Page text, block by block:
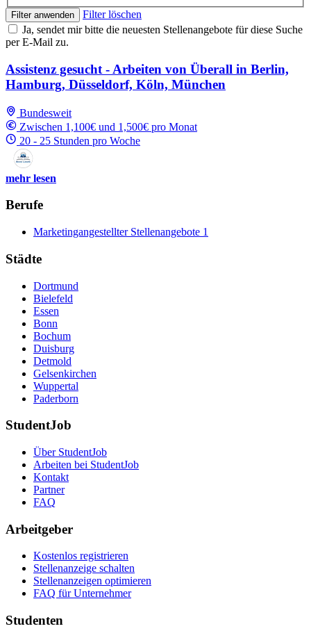
Filter anwenden
Filter löschen
Ja, sendet mir bitte die neuesten Stellenangebote für diese Suche
per E-Mail zu.
Assistenz gesucht - Arbeiten von Überall in Berlin,
Hamburg, Düsseldorf, Köln, München
Bundesweit
Zwischen 1,100€ und 1,500€ pro Monat
20 - 25 Stunden pro Woche
mehr lesen
Berufe
Marketingangestellter Stellenangebote 1
Städte
Dortmund
Bielefeld
Essen
Bonn
Bochum
Duisburg
Detmold
Gelsenkirchen
Wuppertal
Paderborn
StudentJob
Über StudentJob
Arbeiten bei StudentJob
Kontakt
Partner
FAQ
Arbeitgeber
Kostenlos registrieren
Stellenanzeige schalten
Stellenanzeigen optimieren
FAQ für Unternehmer
Studenten